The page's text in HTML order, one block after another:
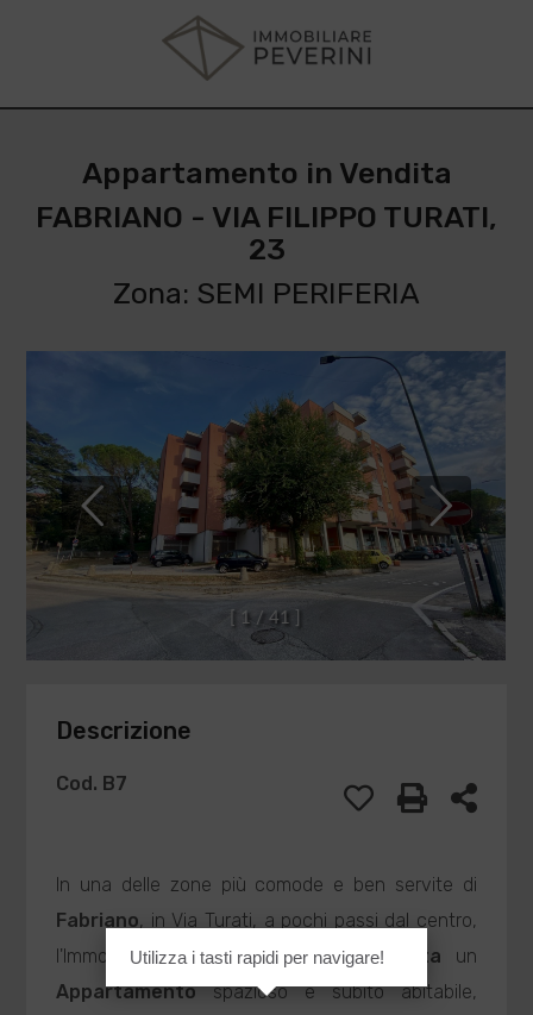
Appartamento in Vendita
FABRIANO - VIA FILIPPO TURATI,
23
Zona: SEMI PERIFERIA
1 / 4 1
Descrizione
Cod. B7
In una delle zone più comode e ben servite di
Fabriano, in Via Turati, a pochi passi dal centro,
l'Immobiliare Peverini propone inVendita un
Appartamentospazioso e subito abitabile,
Utilizza i tasti rapidi per navigare!